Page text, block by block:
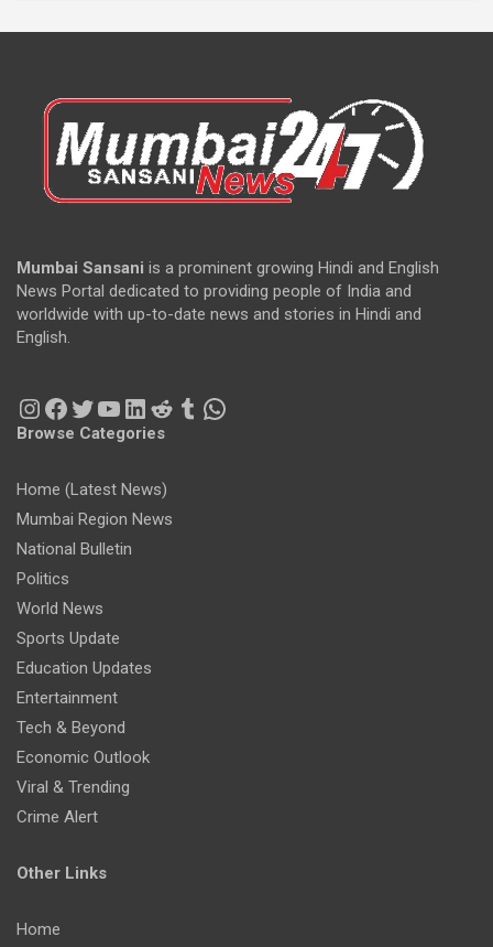
Mumbai Sansani is a prominent growing Hindi and English
News Portal dedicated to providing people of India and
worldwide with up-to-date news and stories in Hindi and
English.
Instagram
Facebook
Twitter
YouTube
LinkedIn
Reddit
Tumblr
WhatsApp
Browse Categories
Home (Latest News)
Mumbai Region News
National Bulletin
Politics
World News
Sports Update
Education Updates
Entertainment
Tech & Beyond
Economic Outlook
Viral & Trending
Crime Alert
Other Links
Home